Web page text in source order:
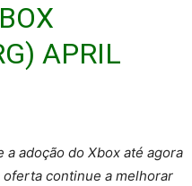
APRIL
a adoção do Xbox até agora
continue a melhorar